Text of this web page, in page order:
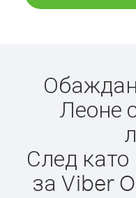
Леоне
След
за Viber